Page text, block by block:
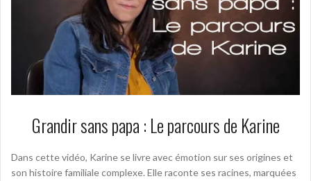
Grandir sans papa : Le parcours de Karine
Dans cette vidéo, Karine se livre avec émotion sur ses origines et
son histoire familiale complexe. Elle raconte ses racines, marquées